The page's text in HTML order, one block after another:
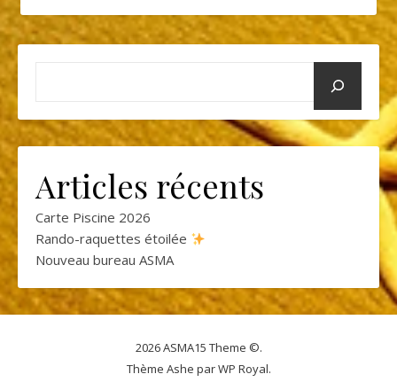
Articles récents
Carte Piscine 2026
Rando-raquettes étoilée
Nouveau bureau ASMA
2026 ASMA15 Theme ©.
Thème Ashe parWP Royal.